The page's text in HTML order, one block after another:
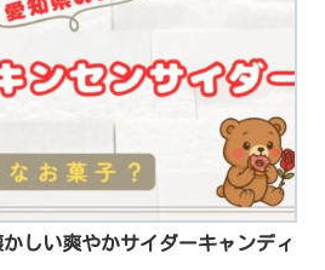
かしい爽やかサイダーキャンディ